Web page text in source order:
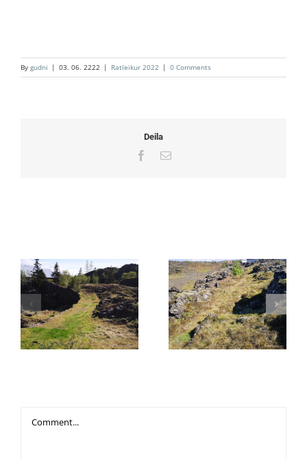
By gudni | 03. 06. 2222 | Ratleikur 2022 | 0 Comments
Deila
Facebook
Email
1. Kirkjuvegur (norðan
Hjallabrautar)
2. Engidalsstígur